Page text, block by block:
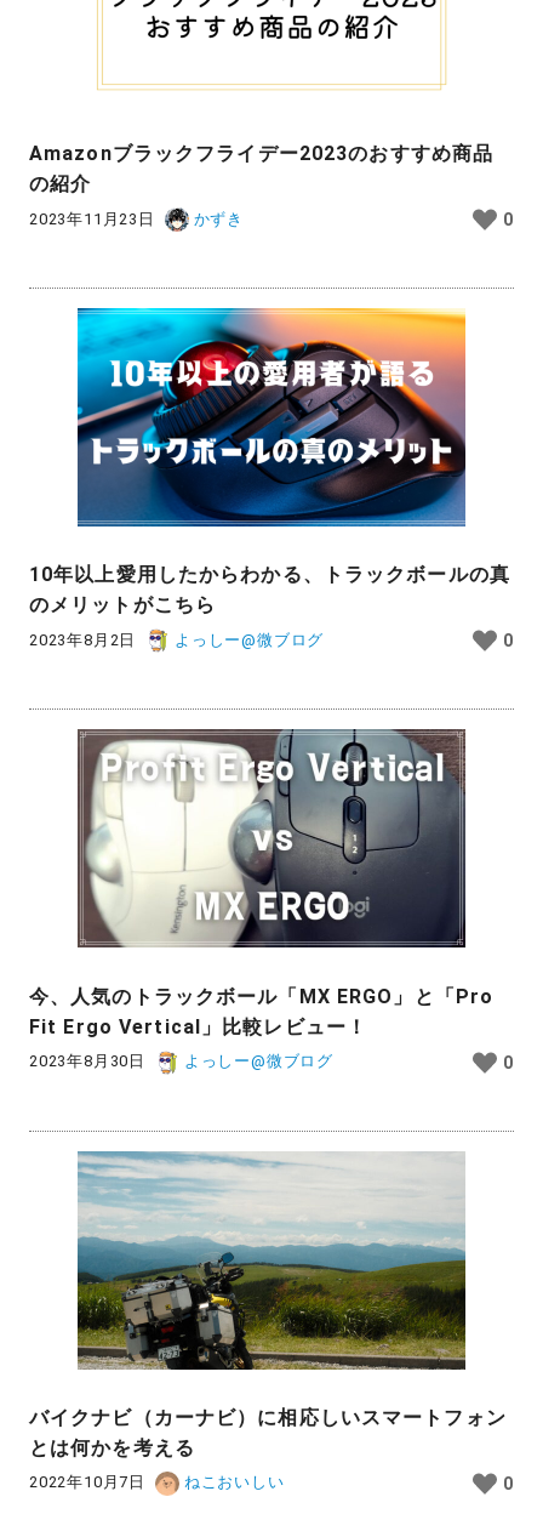
Amazonブラックフライデー2023のおすすめ商品
の紹介
2023年11月23日 かずき 0
10年以上愛用したからわかる、トラックボールの真
のメリットがこちら
2023年8月2日 よっしー@微ブログ 0
今、人気のトラックボール「MX ERGO」と「Pro
Fit Ergo Vertical」比較レビュー！
2023年8月30日 よっしー@微ブログ 0
バイクナビ（カーナビ）に相応しいスマートフォン
とは何かを考える
2022年10月7日 ねこおいしい 0